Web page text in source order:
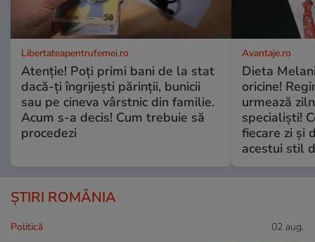
Libertateapentrufemei.ro
Atenție! Poți primi bani de la stat
dacă-ți îngrijești părinții, bunicii
sau pe cineva vârstnic din familie.
Acum s-a decis! Cum trebuie să
procedezi
Avantaje.ro
Dieta
oricine!
urmează
specialiști!
fiecare zi și
acestui stil
ȘTIRI ROMÂNIA
Politică 02 aug.